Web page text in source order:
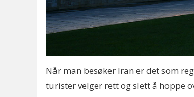
Når man besøker Iran er det som
turister velger rett og slett å hoppe